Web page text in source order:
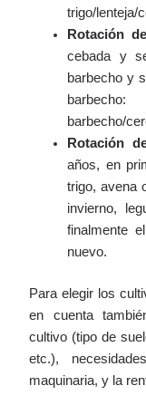
trigo/lenteja/
Rotación
cebada y
barbecho y
barbecho/
Rotación
años, en
trigo, avena
invierno,
finalmente
nuevo.
Para elegir los
en cuenta
cultivo (tipo de
etc.),
maquinaria, y la